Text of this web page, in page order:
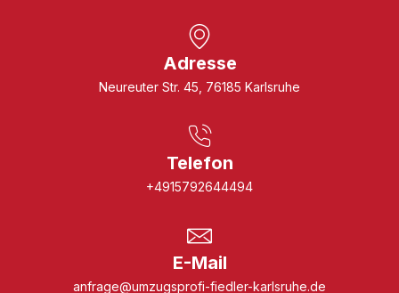
Adresse
Neureuter Str. 45, 76185 Karlsruhe
Telefon
+4915792644494
E-Mail
anfrage@umzugsprofi-fiedler-karlsruhe.de